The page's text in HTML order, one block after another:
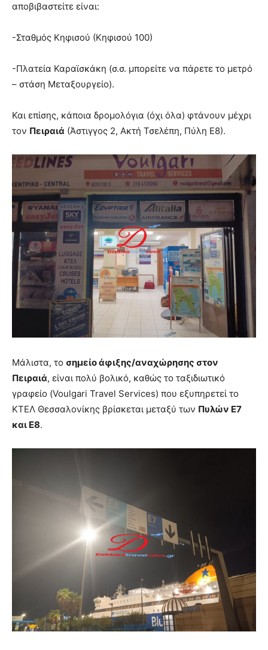
αποβιβαστείτε είναι:
-Σταθμός Κηφισού (Κηφισού 100)
-Πλατεία Καραϊσκάκη (σ.σ. μπορείτε να πάρετε το μετρό
– στάση Μεταξουργείο).
Και επίσης, κάποια δρομολόγια (όχι όλα) φτάνουν μέχρι
τον Πειραιά (Άστιγγος 2, Ακτή Τσελέπη, Πύλη Ε8).
Μάλιστα, το σημείο άφιξης/αναχώρησης στον
Πειραιά, είναι πολύ βολικό, καθώς το ταξιδιωτικό
γραφείο (Voulgari Travel Services) που εξυπηρετεί το
ΚΤΕΛ Θεσσαλονίκης βρίσκεται μεταξύ των Πυλών Ε7
και Ε8.